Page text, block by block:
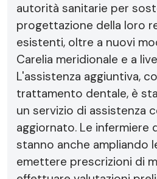
autorità sanitarie per
progettazione della loro
esistenti, oltre a nuovi
Carelia meridionale e a
L'assistenza aggiuntiva,
trattamento dentale, è
un servizio di assistenza
aggiornato. Le infermiere
stanno anche ampliando
emettere prescrizioni di